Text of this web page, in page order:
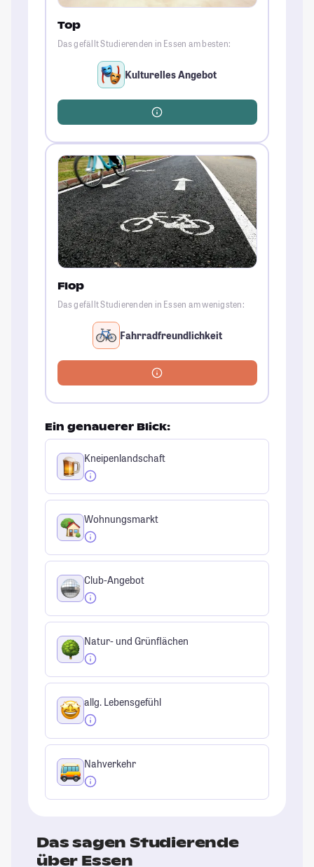
Top
Das gefällt Studierenden in Essen am besten:
Kulturelles Angebot
Flop
Das gefällt Studierenden in Essen am wenigsten:
Fahrradfreundlichkeit
Ein genauerer Blick:
Kneipenlandschaft
Wohnungsmarkt
Club-Angebot
Natur- und Grünflächen
allg. Lebensgefühl
Nahverkehr
Das sagen Studierende
über Essen